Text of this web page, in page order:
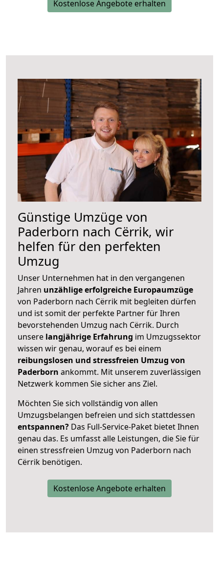
Kostenlose Angebote erhalten
Günstige Umzüge von
Paderborn nach Cërrik, wir
helfen für den perfekten
Umzug
Unser Unternehmen hat in den vergangenen
Jahren unzählige erfolgreiche Europaumzüge
von Paderborn nach Cërrik mit begleiten dürfen
und ist somit der perfekte Partner für Ihren
bevorstehenden Umzug nach Cërrik. Durch
unsere langjährige Erfahrung im Umzugssektor
wissen wir genau, worauf es bei einem
reibungslosen und stressfreien Umzug von
Paderborn ankommt. Mit unserem zuverlässigen
Netzwerk kommen Sie sicher ans Ziel.
Möchten Sie sich vollständig von allen
Umzugsbelangen befreien und sich stattdessen
entspannen? Das Full-Service-Paket bietet Ihnen
genau das. Es umfasst alle Leistungen, die Sie für
einen stressfreien Umzug von Paderborn nach
Cërrik benötigen.
Kostenlose Angebote erhalten